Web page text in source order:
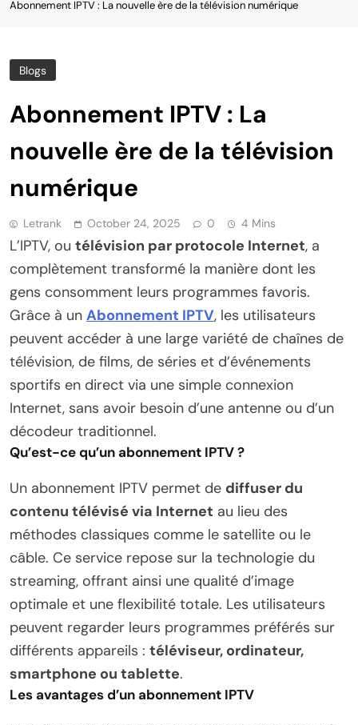
Abonnement IPTV : La nouvelle ère de la télévision numérique
Blogs
Abonnement IPTV : La
nouvelle ère de la télévision
numérique
Letrank October 24, 2025 0 4 Mins
L’IPTV, ou télévision par protocole Internet, a
complètement transformé la manière dont les
gens consomment leurs programmes favoris.
Grâce à un Abonnement IPTV, les utilisateurs
peuvent accéder à une large variété de chaînes de
télévision, de films, de séries et d’événements
sportifs en direct via une simple connexion
Internet, sans avoir besoin d’une antenne ou d’un
décodeur traditionnel.
Qu’est-ce qu’un abonnement IPTV ?
Un abonnement IPTV permet de diffuser du
contenu télévisé via Internet au lieu des
méthodes classiques comme le satellite ou le
câble. Ce service repose sur la technologie du
streaming, offrant ainsi une qualité d’image
optimale et une flexibilité totale. Les utilisateurs
peuvent regarder leurs programmes préférés sur
différents appareils : téléviseur, ordinateur,
smartphone ou tablette.
Les avantages d’un abonnement IPTV